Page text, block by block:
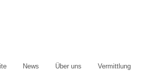
News Über uns Vermittlung